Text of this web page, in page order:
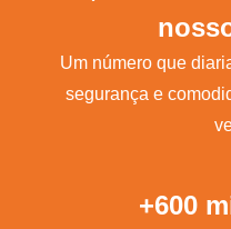
Um número que
segurança e
+600